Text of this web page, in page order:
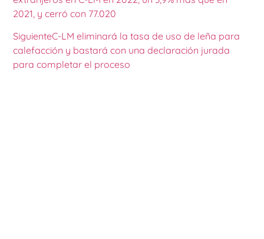
2021, y cerró con 77.020
SiguienteC-LM eliminará la tasa de uso de leña para
calefacción y bastará con una declaración jurada
para completar el proceso